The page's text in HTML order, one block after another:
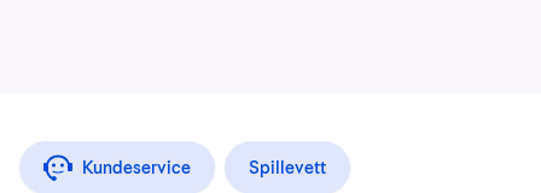
Kundeservice Spillevett